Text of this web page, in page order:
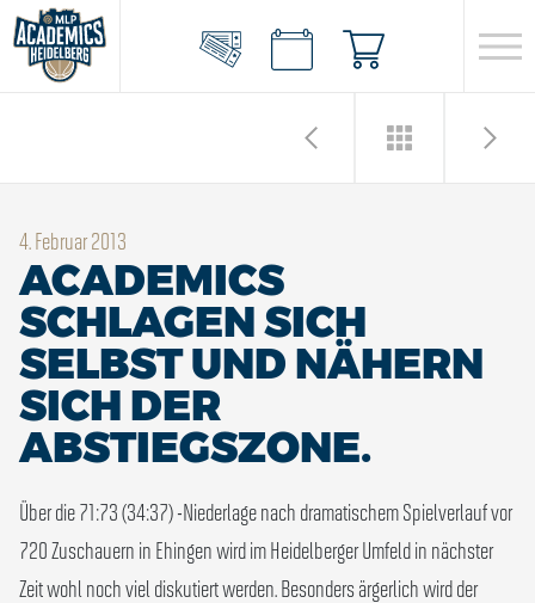
4. Februar 2013
ACADEMICS
SCHLAGEN SICH
SELBST UND NÄHERN
SICH DER
ABSTIEGSZONE.
Über die 71:73 (34:37) -Niederlage nach dramatischem Spielverlauf vor
720 Zuschauern in Ehingen wird im Heidelberger Umfeld in nächster
Zeit wohl noch viel diskutiert werden. Besonders ärgerlich wird der